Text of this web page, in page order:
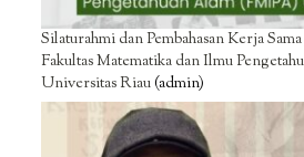
Silaturahmi dan Pembahasan Kerja
Fakultas Matematika dan Ilmu
Universitas Riau(admin)